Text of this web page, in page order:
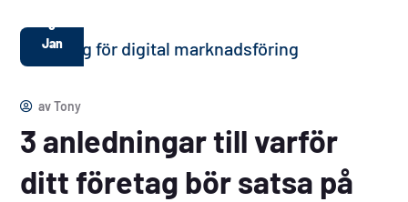
8
Jan
avTony
3 anledningar till varför
ditt företag bör satsa på